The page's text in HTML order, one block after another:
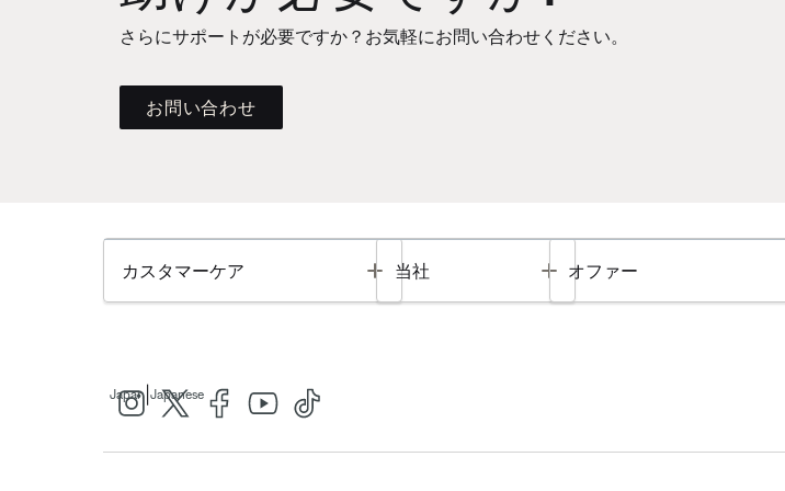
さらにサポートが必要ですか？お気軽にお問い合わせください。
お問い合わせ
カスタマーケア Toggle
当社 Toggle
オファー
Japan Japanese